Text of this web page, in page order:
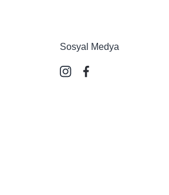
Sosyal Medya